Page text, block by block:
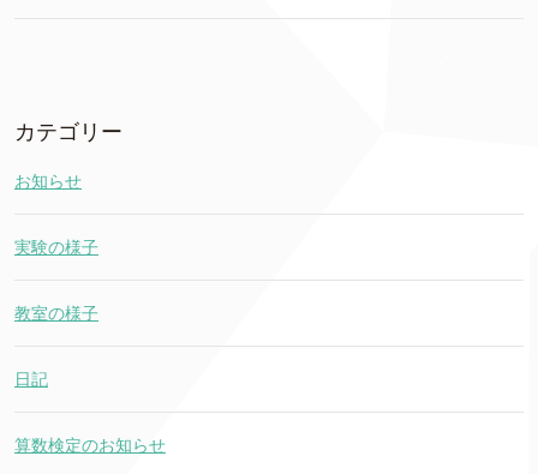
カテゴリー
お知らせ
実験の様子
教室の様子
日記
算数検定のお知らせ